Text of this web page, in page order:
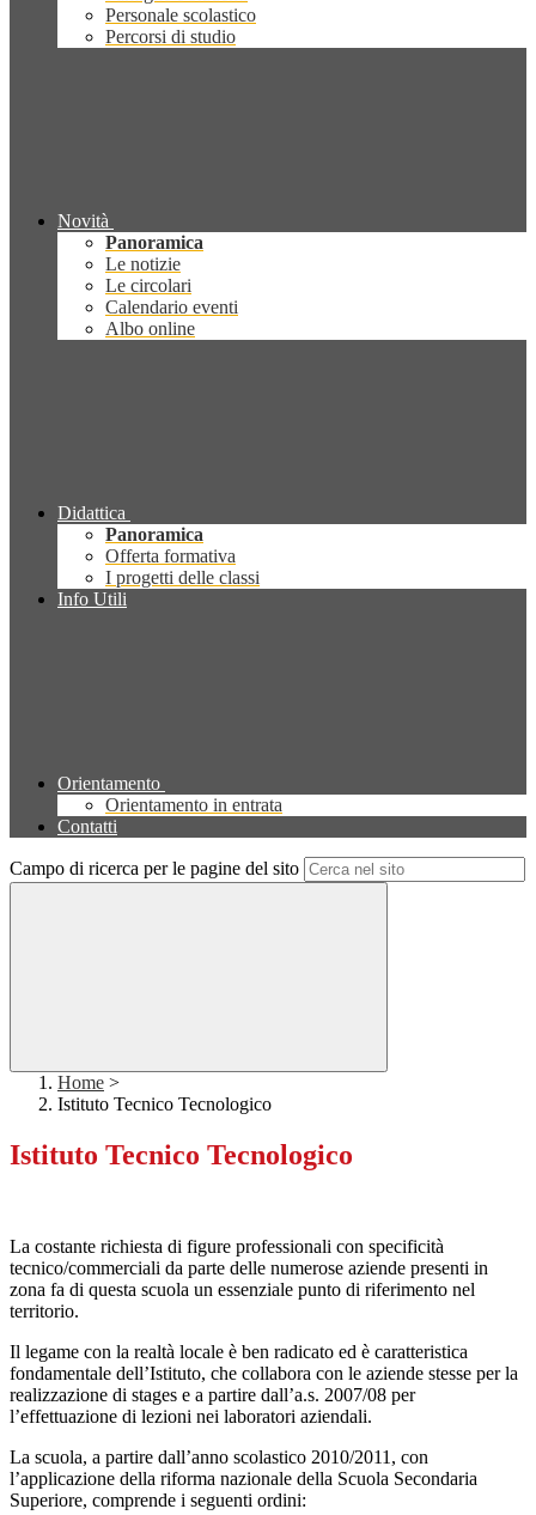
Personale scolastico
Percorsi di studio
Novità
Panoramica
Le notizie
Le circolari
Calendario eventi
Albo online
Didattica
Panoramica
Offerta formativa
I progetti delle classi
Info Utili
Orientamento
Orientamento in entrata
Contatti
Campo di ricerca per le pagine del sito
Home >
Istituto Tecnico Tecnologico
Istituto Tecnico Tecnologico
La costante richiesta di figure professionali con specificità
tecnico/commerciali da parte delle numerose aziende presenti in
zona fa di questa scuola un essenziale punto di riferimento nel
territorio.
Il legame con la realtà locale è ben radicato ed è caratteristica
fondamentale dell’Istituto, che collabora con le aziende stesse per la
realizzazione di stages e a partire dall’a.s. 2007/08 per
l’effettuazione di lezioni nei laboratori aziendali.
La scuola, a partire dall’anno scolastico 2010/2011, con
l’applicazione della riforma nazionale della Scuola Secondaria
Superiore, comprende i seguenti ordini: